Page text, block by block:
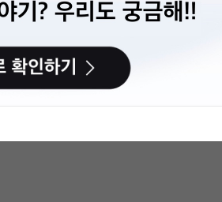
운영되었으나, 2025년부터 다시 1년 단위로